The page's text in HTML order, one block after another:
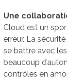
Une
Cloud est un
erreur. La
se battre avec
beaucoup
contrôles en